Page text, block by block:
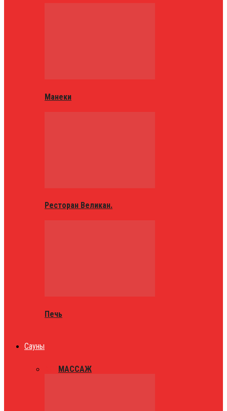
Манеки
Ресторан Великан.
Печь
Сауны
МАССАЖ